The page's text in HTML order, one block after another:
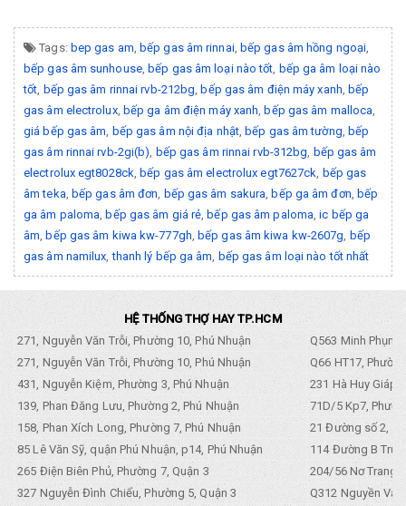
Tags: bep gas am ,bếp gas âm rinnai, bếp gas âm hồng ngoại
bếp gas âm sunhouse,bếp gas âm loại nào tốt bếp ga âm loại nào
tốt bếp gas âm rinnai rvb-212bg ,bếp gas âm điện máy xanh ,bếp
gas âm electrolux, bếp ga âm điện máy xanh ,bếp gas âm malloca
giá bếp gas âm bếp gas âm nội địa nhật,bếp gas âm tường bếp
gas âm rinnai rvb-2gi(b) bếp gas âm rinnai rvb-312bg bếp gas âm
electrolux egt8028ck ,bếp gas âm electrolux egt7627ck bếp gas
âm teka bếp gas âm đơn bếp gas âm sakura ,bếp ga âm đơn bếp
ga âm paloma ,bếp gas âm giá rẻ ,bếp gas âm paloma ,ic bếp ga
âm ,bếp gas âm kiwa kw-777gh ,bếp gas âm kiwa kw-2607g bếp
gas âm namilux ,thanh lý bếp ga âm bếp gas âm loại nào tốt nhất
HỆ THỐNG THỢ HAY TP.HCM
271, Nguyễn Văn Trỗi, Phường 10, Phú Nhuận
Q563 Minh
271, Nguyễn Văn Trỗi, Phường 10, Phú Nhuận
Q66 HT17,
431, Nguyễn Kiệm, Phường 3, Phú Nhuận
231 Hà Huy Giáp,
139, Phan Đăng Lưu, Phường 2, Phú Nhuận
71D/5 Kp7,
158, Phan Xích Long, Phường 7, Phú Nhuận
21 Đường số 2,
85 Lê Văn Sỹ, quận Phú Nhuận, p14, Phú Nhuận
114 Đường B
265 Điện Biên Phủ, Phường 7, Quận 3
204/56 Nơ Trang
327 Nguyễn Đình Chiểu, Phường 5, Quận 3
Q312 Nguyền